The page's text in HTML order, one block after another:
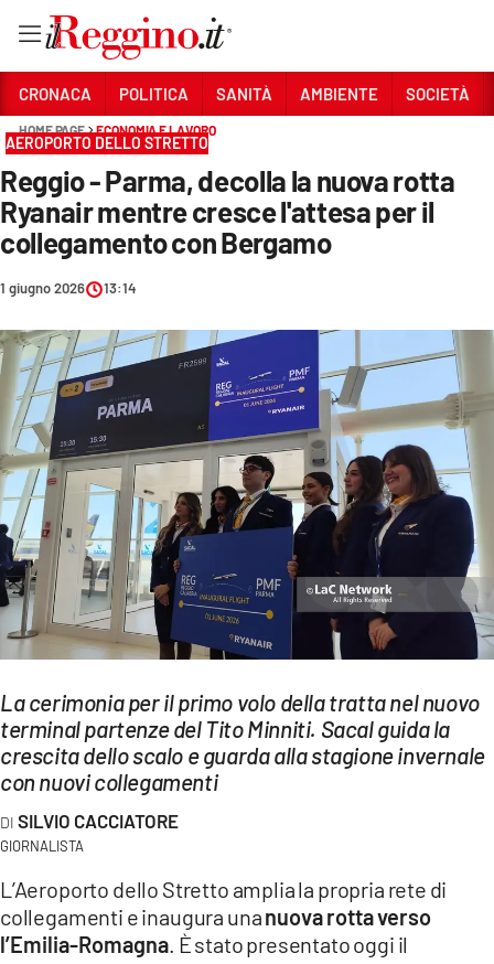
Sezioni
CRONACA
POLITICA
SANITÀ
AMBIENTE
SOCIETÀ
CULTURA
ECONOMIA E LAVORO
EVENTI
SPORT
Streaming
LAC NETWORK
LAC ONAIR
LaC
Network
LACPLAY.IT
LACTV.IT
CRONACA POLITICA SANITÀ AMBIENTE SOCIETÀ
HOME PAGE ECONOMIA E LAVORO
AEROPORTO DELLO STRETTO
Reggio - Parma, decolla la nuova rotta
Ryanair mentre cresce l'attesa per il
collegamento con Bergamo
1 giugno 2026 13:14
La cerimonia per il primo volo della tratta nel nuovo
terminal partenze del Tito Minniti. Sacal guida la
crescita dello scalo e guarda alla stagione invernale
con nuovi collegamenti
SILVIO CACCIATORE
GIORNALISTA
L’Aeroporto dello Stretto amplia la propria rete di
collegamenti e inaugura unanuova rotta verso
l’Emilia-Romagna . È stato presentato oggi il